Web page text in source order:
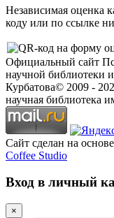
Независимая оценка
коду или по ссылке
Официальный сайт
научной библиотеки
Курбатова© 2009 -
научная библиотека
Сайт сделан на
Coffee Studio
Вход в личный
×